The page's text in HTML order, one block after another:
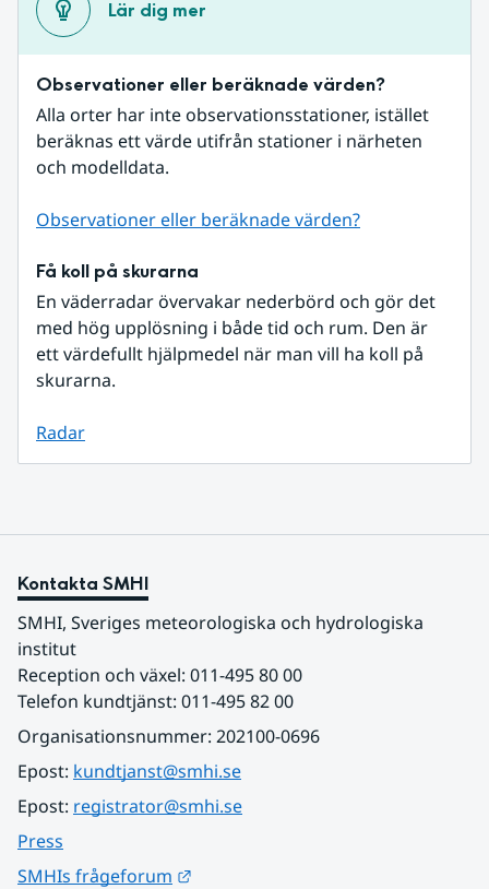
Lär dig mer
Observationer eller beräknade värden?
Alla orter har inte observationsstationer, istället
beräknas ett värde utifrån stationer i närheten
och modelldata.
Observationer eller beräknade värden?
Få koll på skurarna
En väderradar övervakar nederbörd och gör det
med hög upplösning i både tid och rum. Den är
ett värdefullt hjälpmedel när man vill ha koll på
skurarna.
Radar
Kontakta SMHI
SMHI, Sveriges meteorologiska och hydrologiska
institut
Reception och växel: 011-495 80 00
Telefon kundtjänst: 011-495 82 00
Organisationsnummer: 202100-0696
Epost: kundtjanst@smhi.se
Epost: registrator@smhi.se
Press
SMHIs frågeforum